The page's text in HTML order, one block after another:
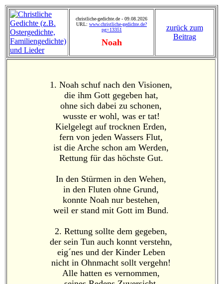
christliche-gedichte.de - 09.08.2026
URL: www.christliche-gedichte.de?
pg=13351
Noah
zurück zum
Beitrag
1. Noah schuf nach den Visionen,
die ihm Gott gegeben hat,
ohne sich dabei zu schonen,
wusste er wohl, was er tat!
Kielgelegt auf trocknen Erden,
fern von jeden Wassers Flut,
ist die Arche schon am Werden,
Rettung für das höchste Gut.
In den Stürmen in den Wehen,
in den Fluten ohne Grund,
konnte Noah nur bestehen,
weil er stand mit Gott im Bund.
2. Rettung sollte dem gegeben,
der sein Tun auch konnt verstehn,
eig´nes und der Kinder Leben
nicht in Ohnmacht sollt vergehn!
Alle hatten es vernommen,